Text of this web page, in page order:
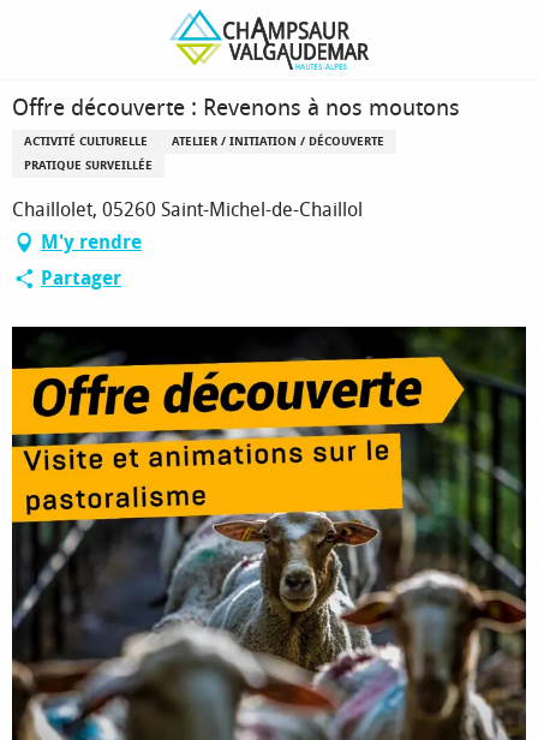
principal
Offre découverte : Revenons à nos moutons
Offre découverte : Revenons à nos moutons
ACTIVITÉ CULTURELLE
ATELIER / INITIATION / DÉCOUVERTE
PRATIQUE SURVEILLÉE
Chaillolet, 05260 Saint-Michel-de-Chaillol
M'y rendre
Partager